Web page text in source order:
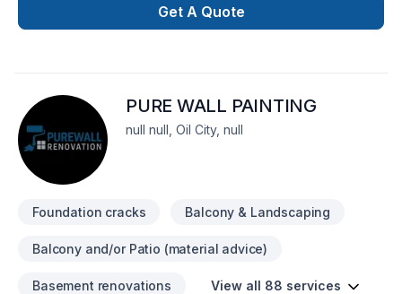
Commercial, Concrete, Decking, Demolition, Doors and
windows, Drywall taping, Exterior painting, Fence, Floor
Staircase & railing, Tiling, Wall insulation, Wooden balcony
projects that leave a lasting impact. We believe in combining
modern innovation with traditional craftsmanship for stunning
results. Start building your vision with confidence — reach out
to us.
Get A Quote
PURE WALL PAINTING
null null, Oil City, null
Foundation cracks Balcony & Landscaping
Balcony and/or Patio (material advice)
Basement renovations View all 88 services